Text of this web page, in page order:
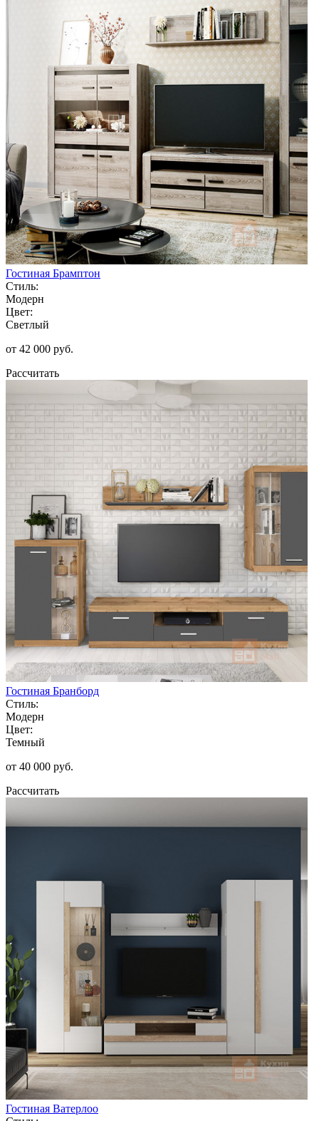
Гостиная Брамптон
Стиль:
Модерн
Цвет:
Светлый
от 42 000 руб.
Рассчитать
Гостиная Бранборд
Стиль:
Модерн
Цвет:
Темный
от 40 000 руб.
Рассчитать
Гостиная Ватерлоо